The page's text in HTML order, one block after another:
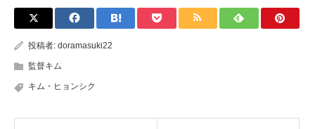
投稿者: doramasuki22
監督キム
キム・ヒョンシク